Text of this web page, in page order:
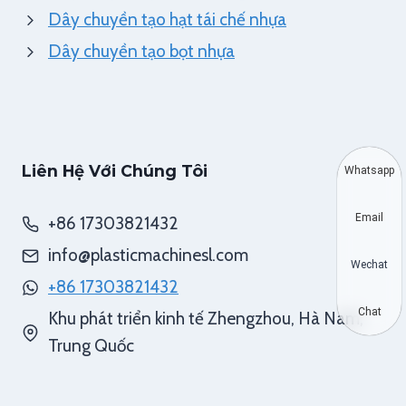
Dây chuyền tạo hạt tái chế nhựa
Dây chuyền tạo bọt nhựa
Liên Hệ Với Chúng Tôi
+86 17303821432
info@plasticmachinesl.com
+86 17303821432
Khu phát triển kinh tế Zhengzhou, Hà Nam,
Trung Quốc
Whatsapp
Email
Wechat
Chat